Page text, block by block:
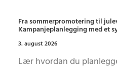
Fra sommerpromotering til
Kampanjeplanlegging med et
3. august 2026
Lær hvordan du